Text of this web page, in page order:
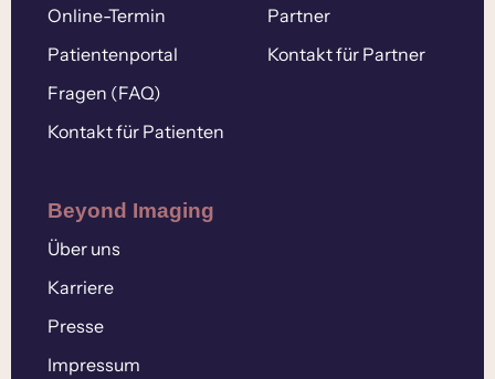
Online-Termin
Patientenportal
Fragen (FAQ)
Kontakt für Patienten
Partner
Kontakt für Partner
Beyond Imaging
Über uns
Karriere
Presse
Impressum